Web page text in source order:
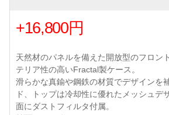
+16,800円
天然材のパネルを備えた開放型のフロン
テリア性の高いFractal製ケース。
滑らかな真鍮や鋼鉄の材質でデザインを
ド、トップは冷却性に優れたメッシュデ
面にダストフィルタ付属。